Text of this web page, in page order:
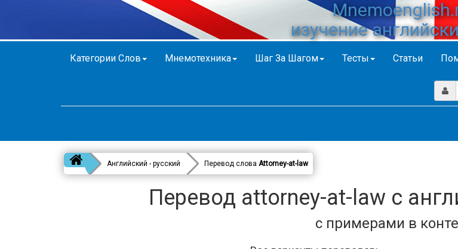
изучение
Категории Слов Мнемотехника Шаг За Шагом Тесты Статьи
Английский - русский Перевод слова Attorney-at-law
Перевод attorney-at-law с
с примерами в